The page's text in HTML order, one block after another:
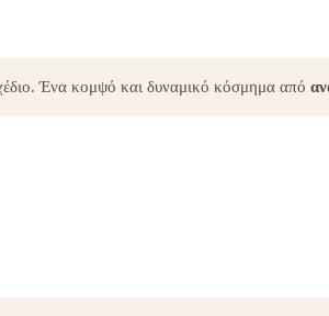
Ένα κομψό και δυναμικό κόσμημα από